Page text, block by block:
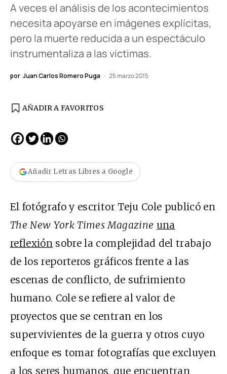
A veces el análisis de los acontecimientos
necesita apoyarse en imágenes explícitas,
pero la muerte reducida a un espectáculo
instrumentaliza a las víctimas.
por Juan Carlos Romero Puga 25 marzo 2015
AÑADIR A FAVORITOS
Añadir Letras Libres a Google
El fotógrafo y escritor Teju Cole publicó en
The New York Times Magazine una
reflexión sobre la complejidad del trabajo
de los reporteros gráficos frente a las
escenas de conflicto, de sufrimiento
humano. Cole se refiere al valor de
proyectos que se centran en los
supervivientes de la guerra y otros cuyo
enfoque es tomar fotografías que excluyen
a los seres humanos, que encuentran